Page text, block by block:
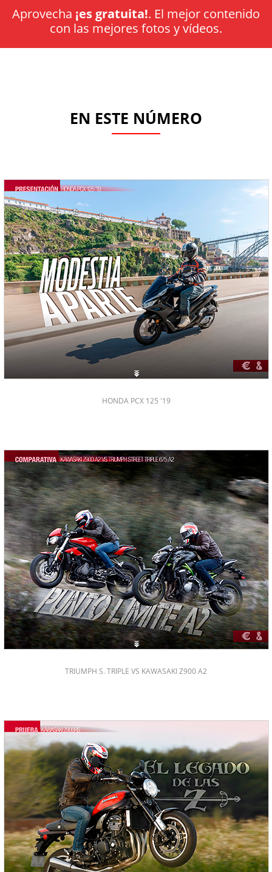
Aprovecha ¡es gratuita!. El mejor contenido
con las mejores fotos y vídeos.
EN ESTE NÚMERO
HONDA PCX 125 '19
TRIUMPH S. TRIPLE VS KAWASAKI Z900 A2